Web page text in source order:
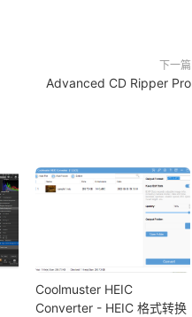
下一篇
Advanced CD Ripper Pro
Coolmuster HEIC
Converter - HEIC 格式转换